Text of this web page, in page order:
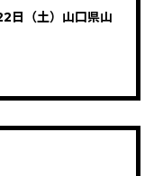
日（土）山口県山